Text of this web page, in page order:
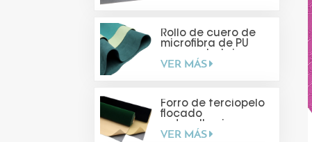
Rollo de cuero de
microfibra de PU
VER MÁS
Forro de terciopelo
flocado
VER MÁS